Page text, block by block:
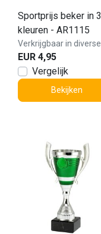
Sportprijs beker in 3
kleuren - AR1115
EUR 4,95
Vergelijk
Bekijken